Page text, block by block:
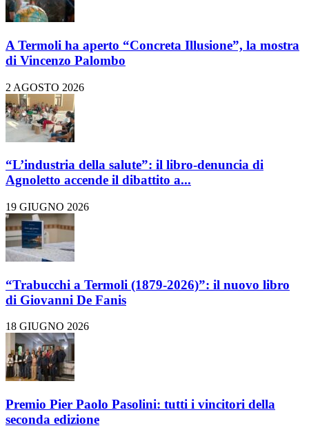
A Termoli ha aperto “Concreta Illusione”, la mostra
di Vincenzo Palombo
2 AGOSTO 2026
“L’industria della salute”: il libro-denuncia di
Agnoletto accende il dibattito a...
19 GIUGNO 2026
“Trabucchi a Termoli (1879-2026)”: il nuovo libro
di Giovanni De Fanis
18 GIUGNO 2026
Premio Pier Paolo Pasolini: tutti i vincitori della
seconda edizione